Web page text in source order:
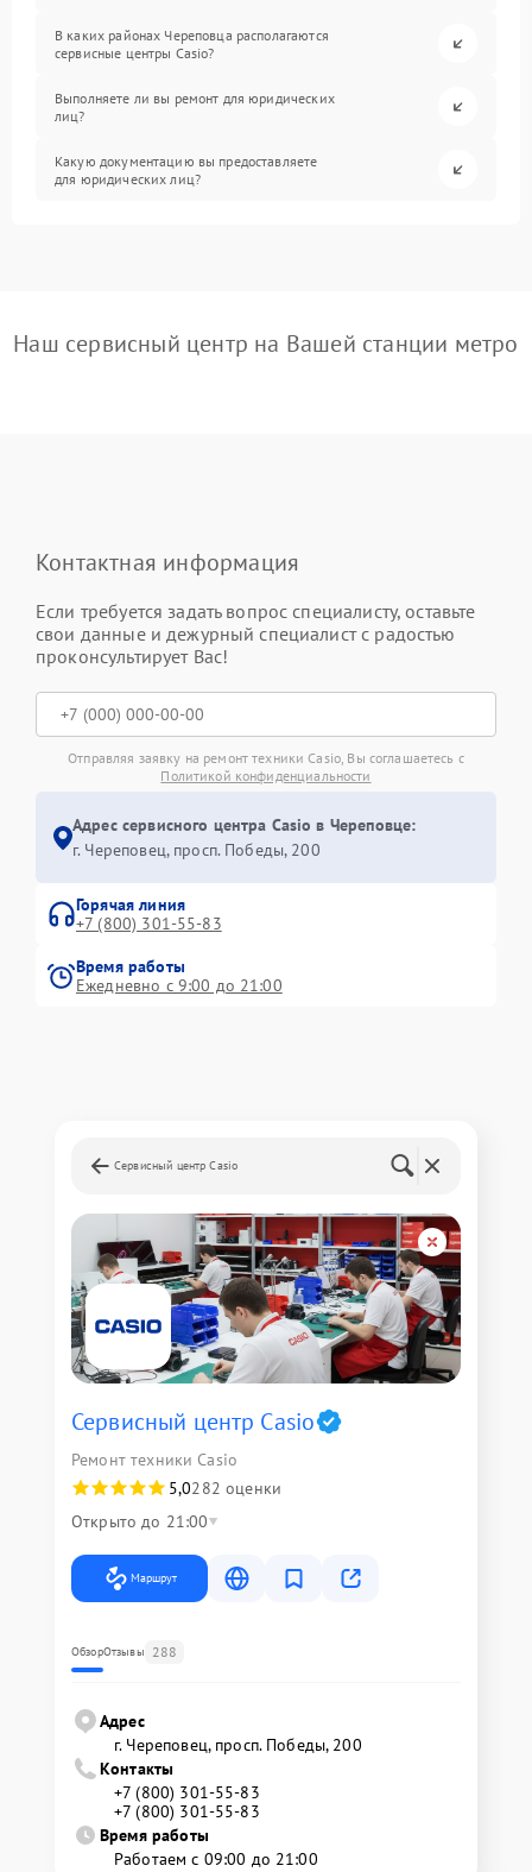
В каких районах Череповца располагаются
сервисные центры Casio?
Выполняете ли вы ремонт для юридических
лиц?
Какую документацию вы предоставляете
для юридических лиц?
Наш сервисный центр на Вашей станции метро
Контактная информация
Если требуется задать вопрос специалисту, оставьте
свои данные и дежурный специалист с радостью
проконсультирует Вас!
Отправляя заявку на ремонт техники Casio, Вы соглашаетесь с
Политикой конфиденциальности
Адрес сервисного центра Casio в Череповце:
г. Череповец, просп. Победы, 200
Горячая линия
+7 (800) 301-55-83
Время работы
Ежедневно с 9:00 до 21:00
Сервисный центр Casio
Сервисный центр Casio
Ремонт техники Casio
5,0282 оценки
Открыто до 21:00
Маршрут
ОбзорОтзывы 288
Адрес
г. Череповец, просп. Победы, 200
Контакты
+7 (800) 301-55-83
+7 (800) 301-55-83
Время работы
Работаем с 09:00 до 21:00